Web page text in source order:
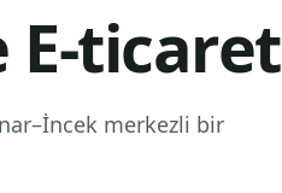
E-ticaret
merkezli bir